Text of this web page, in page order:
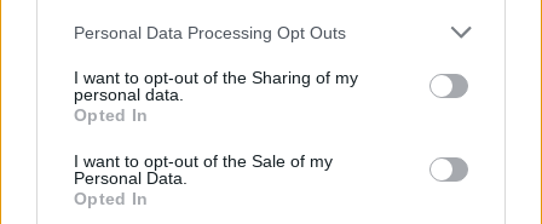
Personal Data Processing Opt Outs
I want to opt-out of the Sharing of my
personal data.
Opted In
I want to opt-out of the Sale of my
Personal Data.
Opted In
Anuncios